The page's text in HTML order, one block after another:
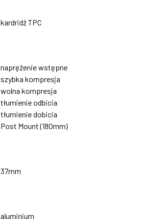
kardridż TPC
naprężenie wstępne
szybka kompresja
wolna kompresja
tłumienie odbicia
tłumienie dobicia
Post Mount (180mm)
37mm
aluminium